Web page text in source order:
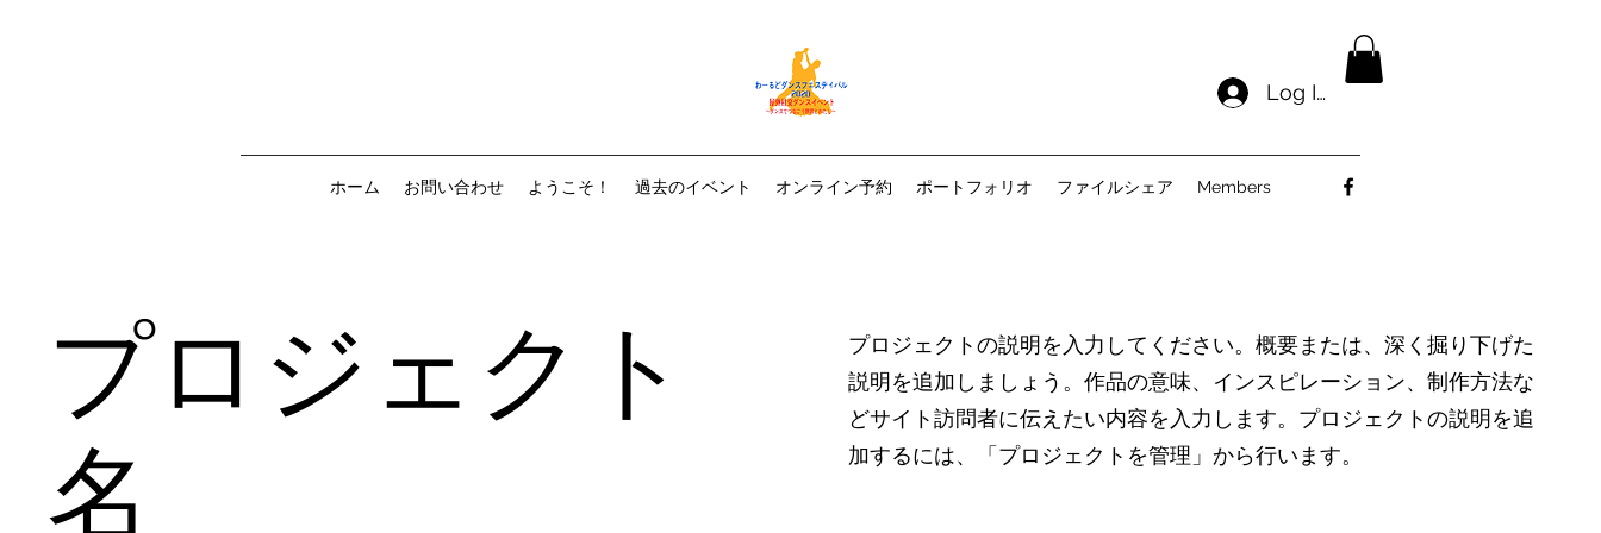
Log In
ホーム お問い合わせ ようこそ！ 過去のイベント オンライン予約 ポートフォリオ ファイルシェア Members
プロジェクト
名
プロジェクトの説明を入力してください。概要または、深く掘り下げた
説明を追加しましょう。作品の意味、インスピレーション、制作方法な
どサイト訪問者に伝えたい内容を入力します。プロジェクトの説明を追
加するには、「プロジェクトを管理」から行います。